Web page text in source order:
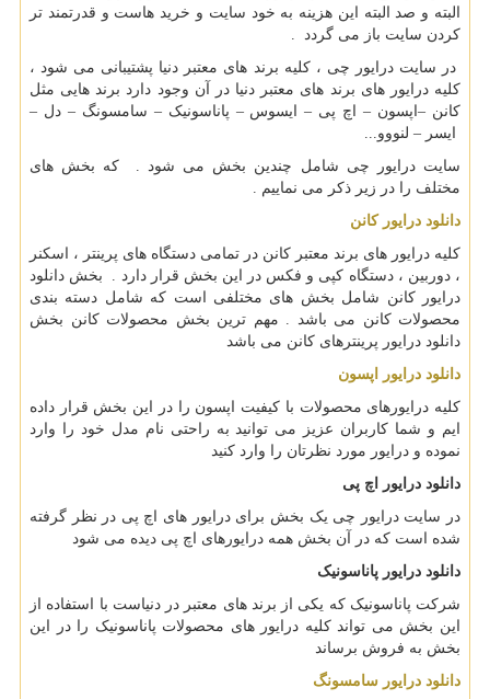
البته و صد البته این هزینه به خود سایت و خرید هاست و قدرتمند تر
کردن سایت باز می گردد .
در سایت درایور چی ، کلیه برند های معتبر دنیا پشتیبانی می شود ،
کلیه درایور های برند های معتبر دنیا در آن وجود دارد برند هایی مثل
کانن –اپسون – اچ پی – ایسوس – پاناسونیک – سامسونگ – دل –
ایسر – لنووو...
سایت درایور چی شامل چندین بخش می شود . که بخش های
مختلف را در زیر ذکر می نماییم .
دانلود درایور کانن
کلیه درایور های برند معتبر کانن در تمامی دستگاه های پرینتر ، اسکنر
، دوربین ، دستگاه کپی و فکس در این بخش قرار دارد . بخش دانلود
درایور کانن شامل بخش های مختلفی است که شامل دسته بندی
محصولات کانن می باشد . مهم ترین بخش محصولات کانن بخش
دانلود درایور پرینترهای کانن می باشد
دانلود درایور اپسون
کلیه درایورهای محصولات با کیفیت اپسون را در این بخش قرار داده
ایم و شما کاربران عزیز می توانید به راحتی نام مدل خود را وارد
نموده و درایور مورد نظرتان را وارد کنید
دانلود درایور اچ پی
در سایت درایور چی یک بخش برای درایور های اچ پی در نظر گرفته
شده است که در آن بخش همه درایورهای اچ پی دیده می شود
دانلود درایور پاناسونیک
شرکت پاناسونیک که یکی از برند های معتبر در دنیاست با استفاده از
این بخش می تواند کلیه درایور های محصولات پاناسونیک را در این
بخش به فروش برساند
دانلود درایور سامسونگ